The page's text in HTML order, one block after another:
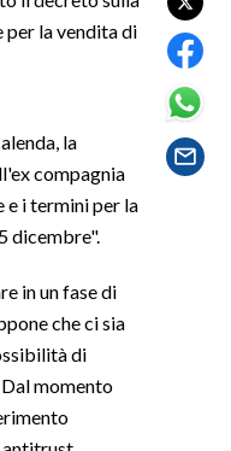
per la vendita di
la
compagnia
e i termini per la
dicembre".
in un fase di
che ci sia
di
momento